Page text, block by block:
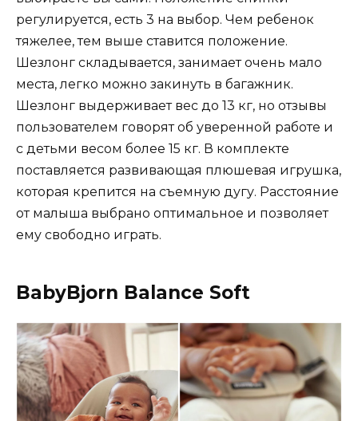
регулируется, есть 3 на выбор. Чем ребенок
тяжелее, тем выше ставится положение.
Шезлонг складывается, занимает очень мало
места, легко можно закинуть в багажник.
Шезлонг выдерживает вес до 13 кг, но отзывы
пользователем говорят об уверенной работе и
с детьми весом более 15 кг. В комплекте
поставляется развивающая плюшевая игрушка,
которая крепится на съемную дугу. Расстояние
от малыша выбрано оптимальное и позволяет
ему свободно играть.
BabyBjorn Balance Soft